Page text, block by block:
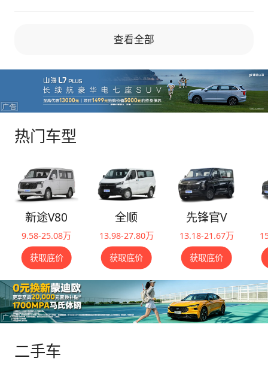
查看全部
热门车型
新途V80
9.58-25.08万
获取底价
全顺
13.98-27.80万
获取底价
先锋官V
13.18-21.67万
获取底价
二手车